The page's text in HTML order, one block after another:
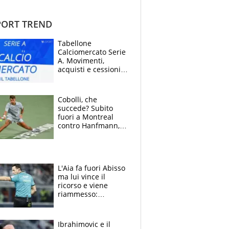
TREND
Tabellone
Calciomercato Serie
A. Movimenti,
acquisti e cessioni:
Cobolli, che
succede? Subito
fuori a Montreal
contro Hanfmann,
L'Aia fa fuori Abisso
ma lui vince il
ricorso e viene
riammesso:
Ibrahimovic e il